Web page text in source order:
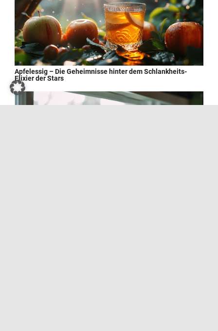
Apfelessig – Die Geheimnisse hinter dem Schlankheits-
Elixier der Stars